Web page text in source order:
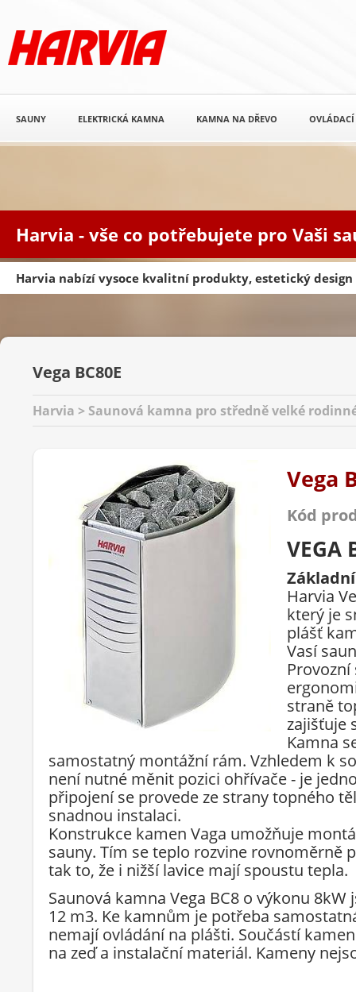
Harvia - vše co potřebujete pro Vaši
Harvia nabízí vysoce kvalitní produkty, estetický design
SAUNY ELEKTRICKÁ KAMNA KAMNA NA DŘEVO OVLÁDACÍ
Vega BC80E
Harvia > Saunová kamna pro středně velké
Vega
Kód
VEGA
Harvia
který je
plášť
Vasí
Provozní
straně
zajišťuje
Kamna
samostatný montážní rám. Vzhledem k
není nutné měnit pozici ohřívače- je
připojení se provedeze stranytopného
snadnou instalaci.
Konstrukce kamen Vaga umožňuje
sauny. Tím seteplo rozvine rovnoměrně
tak to, že i nižší lavice mají spoustu tepla.
Saunová kamna Vega BC8 o výkonu
12 m3. Ke kamnům je potřeba
nemají ovládání na plášti. Součástí
na zeď a instalační materiál. Kameny